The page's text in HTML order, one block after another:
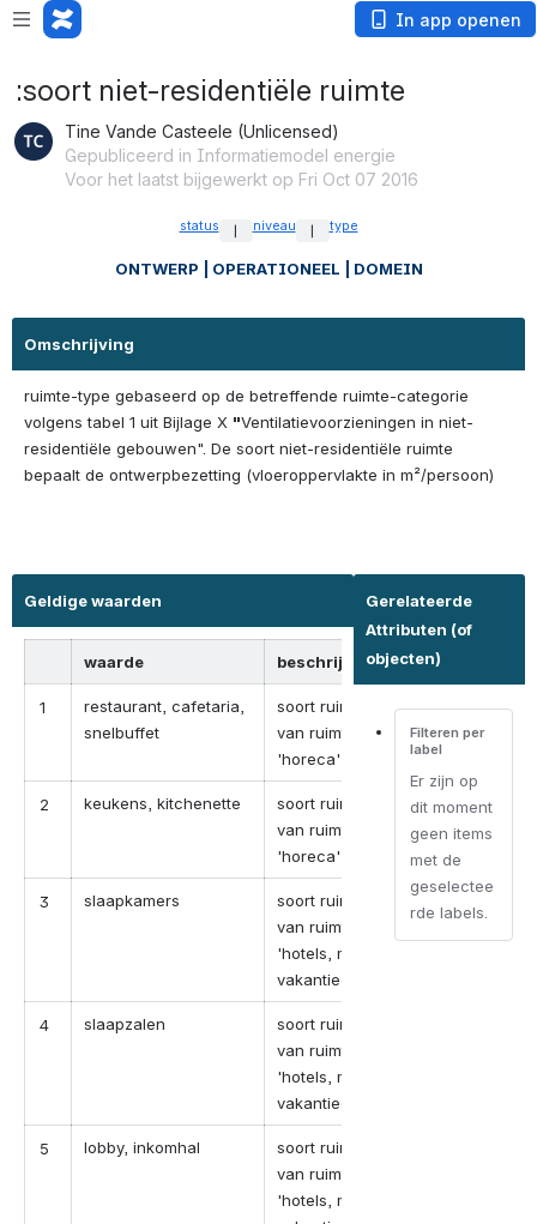
In app openen
:soort niet-residentiële ruimte
Tine Vande Casteele (Unlicensed)
Gepubliceerd in Informatiemodel energie
Voor het laatst bijgewerkt op Fri Oct 07 2016
status | niveau | type
ONTWERP | OPERATIONEEL | DOMEIN
Omschrijving
ruimte-type gebaseerd op de betreffende ruimte-categorie
volgens tabel 1 uit Bijlage X "Ventilatievoorzieningen in niet-
residentiële gebouwen". De soort niet-residentiële ruimte
bepaalt de ontwerpbezetting (vloeroppervlakte in m²/persoon)
Geldige waarden
waarde beschrijving
1
restaurant, cafetaria,
snelbuffet
soort ruimte in geval
van ruimte-categorie
'horeca'
2 keukens, kitchenette
soort ruimte in geval
van ruimte-categorie
'horeca'
3 slaapkamers
soort ruimte in geval
van ruimte-categorie
'hotels, motels en
vakantiecentra'
4 slaapzalen
soort ruimte in geval
van ruimte-categorie
'hotels, motels en
vakantiecentra'
5 lobby, inkomhal
soort ruimte in geval
van ruimte-categorie
'hotels, motels en
Gerelateerde
Attributen (of
objecten)
Filteren per
label
Er zijn op
dit moment
geen items
met de
geselectee
rde labels.